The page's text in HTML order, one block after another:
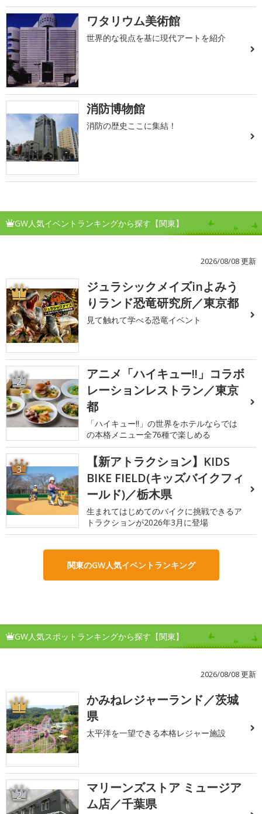
ワタリウム美術館
世界的な視点を基に現代アートを紹介
消防博物館
消防の歴史ここに集結！
GW人気イベントランキングから探す【関東】
2026/08/08 更新
1
ジュラシックメイズinよみう
りランド恐竜研究所／東京都
見て触れて学べる恐竜イベント
2
アニメ「ハイキュー!!」コラボ
レーションレストラン／東京
都
「ハイキュー!!」の世界をホテルならでは
の本格メニュー全76種で楽しめる
3
【新アトラクション】KIDS
BIKE FIELD(キッズバイクフィ
ールド)／栃木県
生まれてはじめてのバイクに挑戦できるア
トラクションが2026年3月に登場
関東のGW人気イベントランキング
GW人気スポットランキングから探す【関東】
2026/08/08 更新
1
かみねレジャーランド／茨城
県
太平洋を一望できる本格レジャー施設
2
マリーンズストア ミュージア
ム店／千葉県